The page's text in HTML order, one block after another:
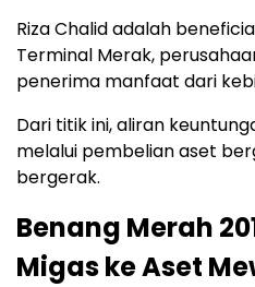
Riza Chalid adalah
Terminal Merak,
penerima manfaat dari
Dari titik ini, aliran
melalui pembelian aset
bergerak.
Benang Merah
Migas ke Aset